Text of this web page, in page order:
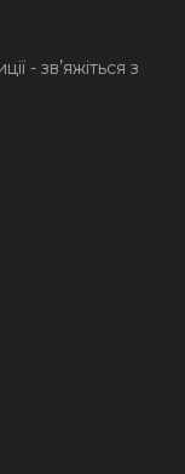
- звʼяжіться з